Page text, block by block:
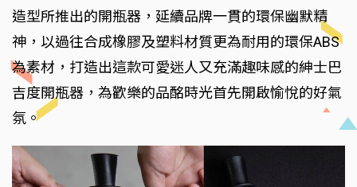
造型所推出的開瓶器，延續品牌一貫的環保幽默精
神，以過往合成橡膠及塑料材質更為耐用的環保ABS
為素材，打造出這款可愛迷人又充滿趣味感的紳士巴
吉度開瓶器，為歡樂的品酩時光首先開啟愉悅的好氣
氛。